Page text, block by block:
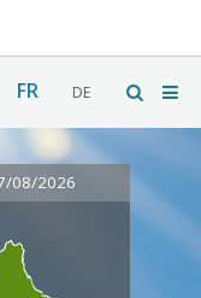
FR DE
08/2026